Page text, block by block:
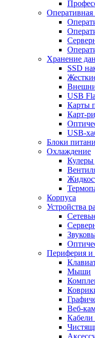
Оперативная
Хранение
SSD
USB
Карты
Карт-
USB-
Блоки
Охлаждение
Кулеры
Корпуса
Устройства
Периферия и
Мыши
Веб-
Кабели